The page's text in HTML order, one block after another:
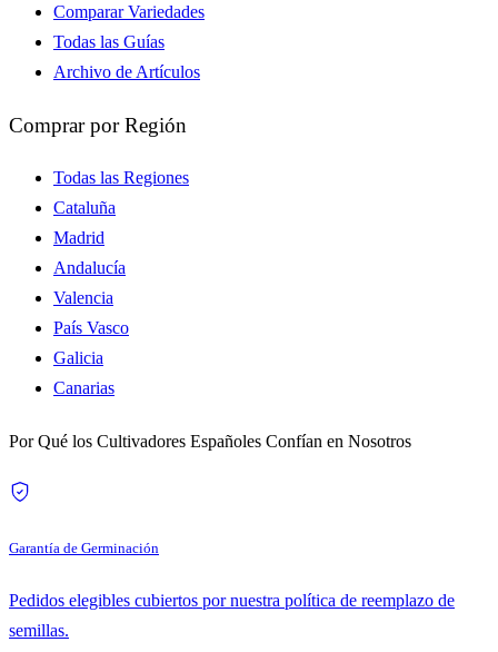
Comparar Variedades
Todas las Guías
Archivo de Artículos
Comprar por Región
Todas las Regiones
Cataluña
Madrid
Andalucía
Valencia
País Vasco
Galicia
Canarias
Por Qué los Cultivadores Españoles Confían en Nosotros
Garantía de Germinación
Pedidos elegibles cubiertos por nuestra política de reemplazo de
semillas.